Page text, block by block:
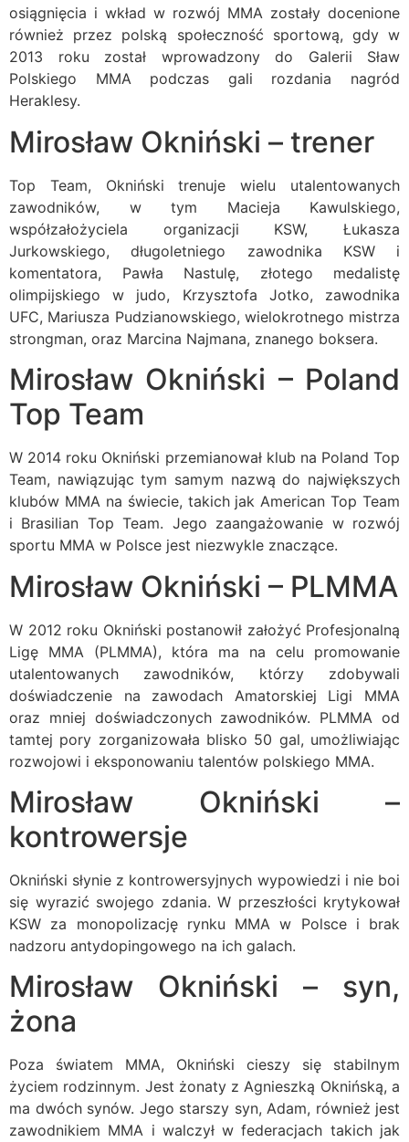
osiągnięcia i wkład w rozwój MMA zostały docenione
również przez polską społeczność sportową, gdy w
2013 roku został wprowadzony do Galerii Sław
Polskiego MMA podczas gali rozdania nagród
Heraklesy.
Mirosław Okniński – trener
Top Team, Okniński trenuje wielu utalentowanych
zawodników, w tym Macieja Kawulskiego,
współzałożyciela organizacji KSW, Łukasza
Jurkowskiego, długoletniego zawodnika KSW i
komentatora, Pawła Nastulę, złotego medalistę
olimpijskiego w judo, Krzysztofa Jotko, zawodnika
UFC, Mariusza Pudzianowskiego, wielokrotnego mistrza
strongman, oraz Marcina Najmana, znanego boksera.
Mirosław Okniński – Poland
Top Team
W 2014 roku Okniński przemianował klub na Poland Top
Team, nawiązując tym samym nazwą do największych
klubów MMA na świecie, takich jak American Top Team
i Brasilian Top Team. Jego zaangażowanie w rozwój
sportu MMA w Polsce jest niezwykle znaczące.
Mirosław Okniński – PLMMA
W 2012 roku Okniński postanowił założyć Profesjonalną
Ligę MMA (PLMMA), która ma na celu promowanie
utalentowanych zawodników, którzy zdobywali
doświadczenie na zawodach Amatorskiej Ligi MMA
oraz mniej doświadczonych zawodników. PLMMA od
tamtej pory zorganizowała blisko 50 gal, umożliwiając
rozwojowi i eksponowaniu talentów polskiego MMA.
Mirosław Okniński –
kontrowersje
Okniński słynie z kontrowersyjnych wypowiedzi i nie boi
się wyrazić swojego zdania. W przeszłości krytykował
KSW za monopolizację rynku MMA w Polsce i brak
nadzoru antydopingowego na ich galach.
Mirosław Okniński – syn,
żona
Poza światem MMA, Okniński cieszy się stabilnym
życiem rodzinnym. Jest żonaty z Agnieszką Oknińską, a
ma dwóch synów. Jego starszy syn, Adam, również jest
zawodnikiem MMA i walczył w federacjach takich jak